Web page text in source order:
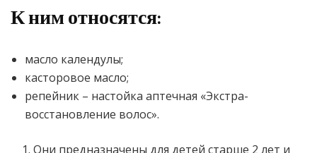
К ним относятся:
масло календулы;
касторовое масло;
репейник – настойка аптечная «Экстра-
восстановление волос».
Они предназначены для детей старше 2 лет и